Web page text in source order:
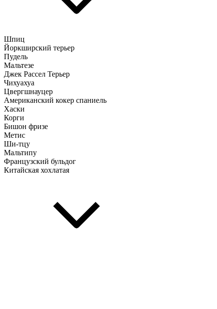
Шпиц
Йоркширский терьер
Пудель
Мальтезе
Джек Рассел Терьер
Чихуахуа
Цвергшнауцер
Американский кокер спаниель
Хаски
Корги
Бишон фризе
Метис
Ши-тцу
Мальтипу
Французский бульдог
Китайская хохлатая